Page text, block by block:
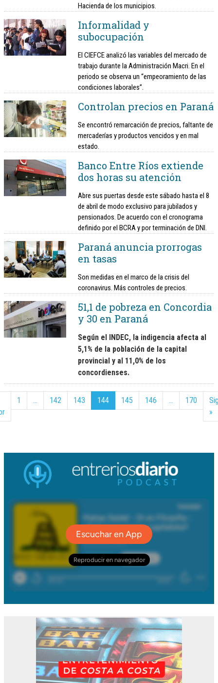
Hacienda de los municipios.
Informalidad y
subocupación
El CIEFCE analizó las variables del mercado de
trabajo durante la Administración Macri. En el
periodo se observa un “empeoramiento de las
condiciones laborales”.
Controlan precios en Paraná
Se encontró remarcación de precios, faltante de
mercaderías y productos vencidos y en mal
estado.
Banco Entre Ríos extiende
dos horas su atención
Abre sus puertas desde este sábado hasta el 8
de abril de modo exclusivo para jubilados y
pensionados. De acuerdo con el cronograma
definido por el BCRA y por terminación de DNI.
Paraná anuncia prorrogas
en tasas
Son medidas en el marco de la crisis del
coronavirus. Más controles de precios.
51,1 de pobreza en Concordia
y 30 en Paraná
Según el INDEC, la indigencia afecta al
5,1% de la población de la capital
provincial y al 11,0% de los
concordienses.
1 … 142 143 144 145 146 … 170
»